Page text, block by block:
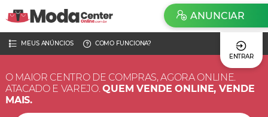
MEUS ANÚNCIOS
COMO FUNCIONA?
ENTRAR
ANUNCIAR
O MAIOR CENTRO DE COMPRAS, AGORA ONLINE.
ATACADO E VAREJO.QUEM VENDE ONLINE, VENDE
MAIS.